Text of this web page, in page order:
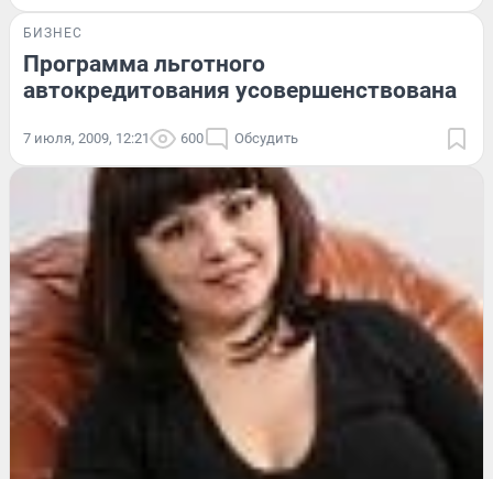
БИЗНЕС
Программа льготного
автокредитования усовершенствована
7 июля, 2009, 12:21 600 Обсудить